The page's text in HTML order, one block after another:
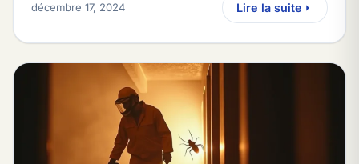
décembre 17, 2024 Lire la suite